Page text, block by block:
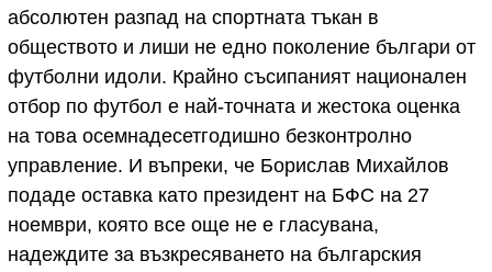
абсолютен разпад на спортната тъкан в
обществото и лиши не едно поколение българи от
футболни идоли. Крайно съсипаният национален
отбор по футбол е най-точната и жестока оценка
на това осемнадесетгодишно безконтролно
управление. И въпреки, че Борислав Михайлов
подаде оставка като президент на БФС на 27
ноември, която все още не е гласувана,
надеждите за възкресяването на българския